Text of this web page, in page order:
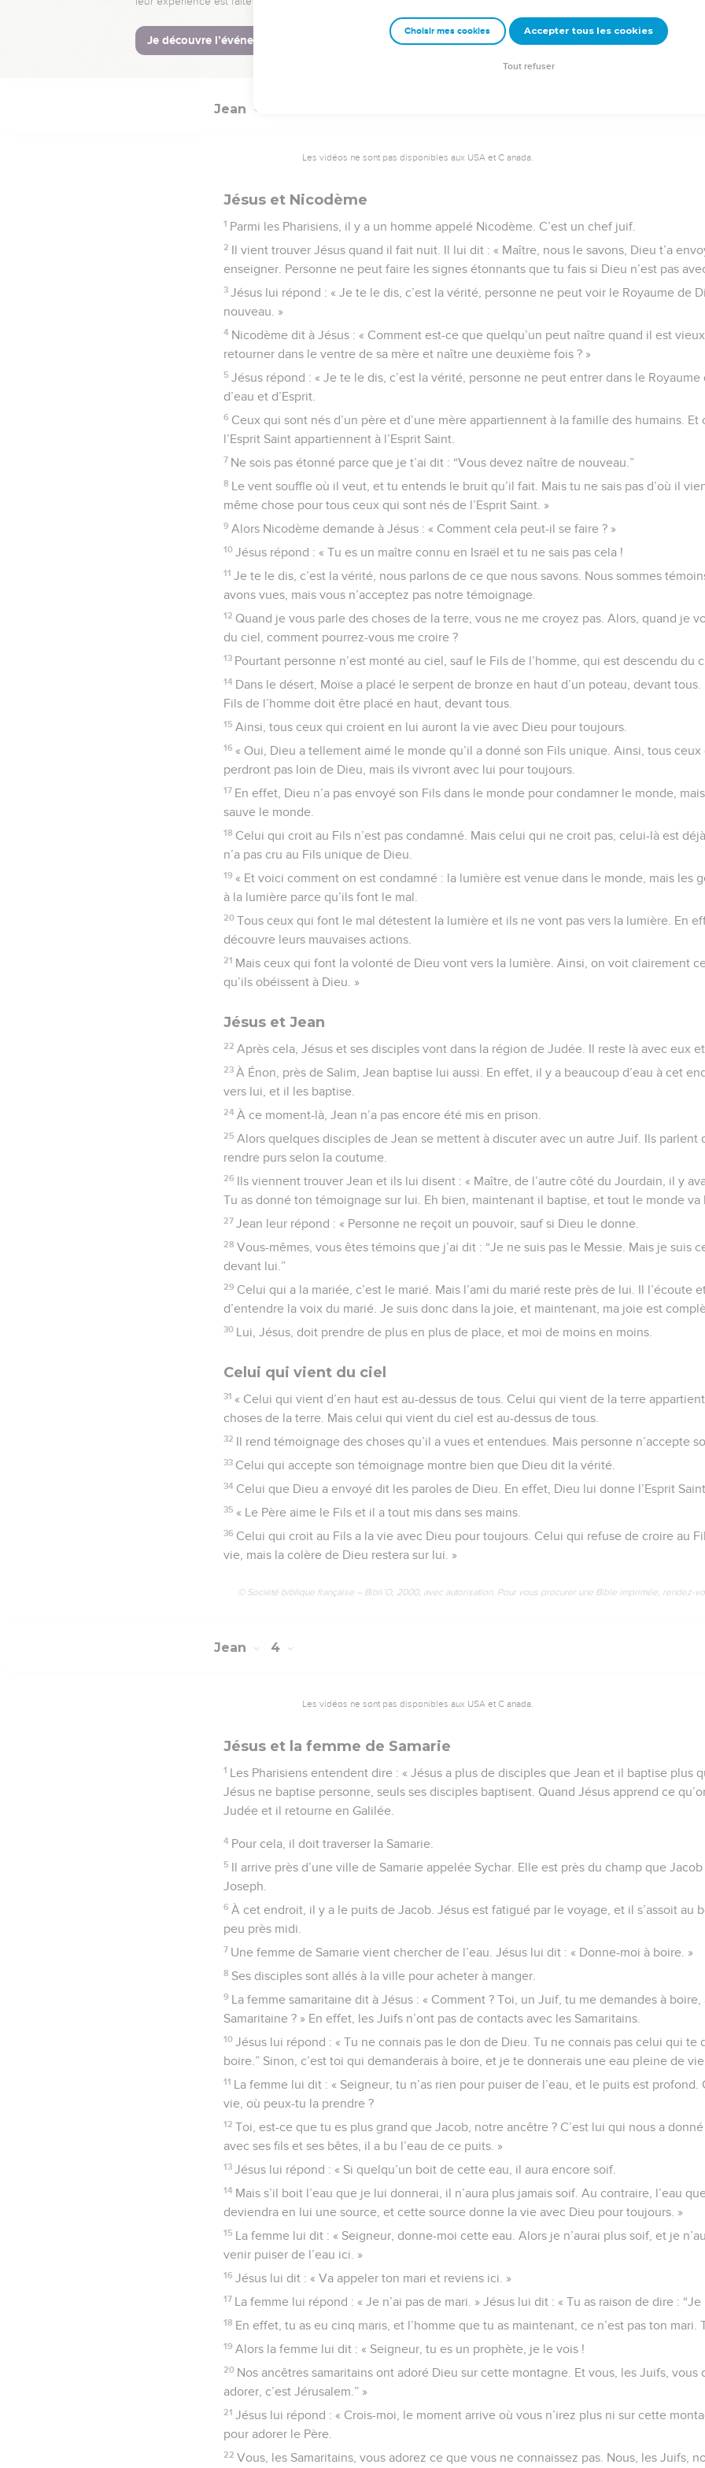
25 Il n’a pas besoin qu’on le renseigne sur les gens. Lui, il sait ce qu’il y a dans le cœur
© Société biblique française – Bibli’O, 2000, avec autorisation. Pour vous procurer une Bible imprimée, rendez-
Jean
Les vidéos ne sont pas disponibles aux USA et C anada.
Jésus et Nicodème
1 Parmi les Pharisiens, il y a un homme appelé Nicodème. C’est un chef juif.
2 Il vient trouver Jésus quand il fait nuit. Il lui dit : « Maître, nous le savons, Dieu t’a
enseigner. Personne ne peut faire les signes étonnants que tu fais si Dieu n’est pas
3 Jésus lui répond : « Je te le dis, c’est la vérité, personne ne peut voir le Royaume de
nouveau. »
4 Nicodème dit à Jésus : « Comment est-ce que quelqu’un peut naître quand il est
retourner dans le ventre de sa mère et naître une deuxième fois ? »
5 Jésus répond : « Je te le dis, c’est la vérité, personne ne peut entrer dans le Royaume
d’eau et d’Esprit.
6 Ceux qui sont nés d’un père et d’une mère appartiennent à la famille des humains.
l’Esprit Saint appartiennent à l’Esprit Saint.
7 Ne sois pas étonné parce que je t’ai dit : “Vous devez naître de nouveau.”
8 Le vent souffle où il veut, et tu entends le bruit qu’il fait. Mais tu ne sais pas d’où il
même chose pour tous ceux qui sont nés de l’Esprit Saint. »
9 Alors Nicodème demande à Jésus : « Comment cela peut-il se faire ? »
10 Jésus répond : « Tu es un maître connu en Israël et tu ne sais pas cela !
11 Je te le dis, c’est la vérité, nous parlons de ce que nous savons. Nous sommes
avons vues, mais vous n’acceptez pas notre témoignage.
12 Quand je vous parle des choses de la terre, vous ne me croyez pas. Alors, quand je
du ciel, comment pourrez-vous me croire ?
13 Pourtant personne n’est monté au ciel, sauf le Fils de l’homme, qui est descendu du
14 Dans le désert, Moïse a placé le serpent de bronze en haut d’un poteau, devant
Fils de l’homme doit être placé en haut, devant tous.
15 Ainsi, tous ceux qui croient en lui auront la vie avec Dieu pour toujours.
16 « Oui, Dieu a tellement aimé le monde qu’il a donné son Fils unique. Ainsi, tous
perdront pas loin de Dieu, mais ils vivront avec lui pour toujours.
17 En effet, Dieu n’a pas envoyé son Fils dans le monde pour condamner le monde,
sauve le monde.
18 Celui qui croit au Fils n’est pas condamné. Mais celui qui ne croit pas, celui-là est
n’a pas cru au Fils unique de Dieu.
19 « Et voici comment on est condamné : la lumière est venue dans le monde, mais les
à la lumière parce qu’ils font le mal.
20 Tous ceux qui font le mal détestent la lumière et ils ne vont pas vers la lumière. En
découvre leurs mauvaises actions.
21 Mais ceux qui font la volonté de Dieu vont vers la lumière. Ainsi, on voit clairement
qu’ils obéissent à Dieu. »
Jésus et Jean
22 Après cela, Jésus et ses disciples vont dans la région de Judée. Il reste là avec eux
23 À Énon, près de Salim, Jean baptise lui aussi. En effet, il y a beaucoup d’eau à cet
vers lui, et il les baptise.
24 À ce moment-là, Jean n’a pas encore été mis en prison.
25 Alors quelques disciples de Jean se mettent à discuter avec un autre Juif. Ils parlent
rendre purs selon la coutume.
26 Ils viennent trouver Jean et ils lui disent : « Maître, de l’autre côté du Jourdain, il y
Tu as donné ton témoignage sur lui. Eh bien, maintenant il baptise, et tout le monde va
27 Jean leur répond : « Personne ne reçoit un pouvoir, sauf si Dieu le donne.
28 Vous-mêmes, vous êtes témoins que j’ai dit : “Je ne suis pas le Messie. Mais je suis
devant lui.”
29 Celui qui a la mariée, c’est le marié. Mais l’ami du marié reste près de lui. Il l’écoute
d’entendre la voix du marié. Je suis donc dans la joie, et maintenant, ma joie est
30 Lui, Jésus, doit prendre de plus en plus de place, et moi de moins en moins.
Celui qui vient du ciel
31 « Celui qui vient d’en haut est au-dessus de tous. Celui qui vient de la terre
choses de la terre. Mais celui qui vient du ciel est au-dessus de tous.
32 Il rend témoignage des choses qu’il a vues et entendues. Mais personne n’accepte
33 Celui qui accepte son témoignage montre bien que Dieu dit la vérité.
34 Celui que Dieu a envoyé dit les paroles de Dieu. En effet, Dieu lui donne l’Esprit
35 « Le Père aime le Fils et il a tout mis dans ses mains.
36 Celui qui croit au Fils a la vie avec Dieu pour toujours. Celui qui refuse de croire au
vie, mais la colère de Dieu restera sur lui. »
© Société biblique française – Bibli’O, 2000, avec autorisation. Pour vous procurer une Bible imprimée, rendez-
Jean 4
Les vidéos ne sont pas disponibles aux USA et C anada.
Jésus et la femme de Samarie
1 Les Pharisiens entendent dire : « Jésus a plus de disciples que Jean et il baptise plus
Jésus ne baptise personne, seuls ses disciples baptisent. Quand Jésus apprend ce
Judée et il retourne en Galilée.
4 Pour cela, il doit traverser la Samarie.
5 Il arrive près d’une ville de Samarie appelée Sychar. Elle est près du champ que
Joseph.
6 À cet endroit, il y a le puits de Jacob. Jésus est fatigué par le voyage, et il s’assoit au
peu près midi.
7 Une femme de Samarie vient chercher de l’eau. Jésus lui dit : « Donne-moi à boire. »
8 Ses disciples sont allés à la ville pour acheter à manger.
9 La femme samaritaine dit à Jésus : « Comment ? Toi, un Juif, tu me demandes à boire,
Samaritaine ? » En effet, les Juifs n’ont pas de contacts avec les Samaritains.
10 Jésus lui répond : « Tu ne connais pas le don de Dieu. Tu ne connais pas celui qui te
boire.” Sinon, c’est toi qui demanderais à boire, et je te donnerais une eau pleine de
11 La femme lui dit : « Seigneur, tu n’as rien pour puiser de l’eau, et le puits est
vie, où peux-tu la prendre ?
12 Toi, est-ce que tu es plus grand que Jacob, notre ancêtre ? C’est lui qui nous a
avec ses fils et ses bêtes, il a bu l’eau de ce puits. »
13 Jésus lui répond : « Si quelqu’un boit de cette eau, il aura encore soif.
14 Mais s’il boit l’eau que je lui donnerai, il n’aura plus jamais soif. Au contraire, l’eau
deviendra en lui une source, et cette source donne la vie avec Dieu pour toujours. »
15 La femme lui dit : « Seigneur, donne-moi cette eau. Alors je n’aurai plus soif, et je
venir puiser de l’eau ici. »
16 Jésus lui dit : « Va appeler ton mari et reviens ici. »
17 La femme lui répond : « Je n’ai pas de mari. » Jésus lui dit : « Tu as raison de dire : “Je
18 En effet, tu as eu cinq maris, et l’homme que tu as maintenant, ce n’est pas ton mari.
19 Alors la femme lui dit : « Seigneur, tu es un prophète, je le vois !
20 Nos ancêtres samaritains ont adoré Dieu sur cette montagne. Et vous, les Juifs, vous
adorer, c’est Jérusalem.” »
21 Jésus lui répond : « Crois-moi, le moment arrive où vous n’irez plus ni sur cette
pour adorer le Père.
22 Vous, les Samaritains, vous adorez ce que vous ne connaissez pas. Nous, les Juifs,
Choisir mes cookies Accepter tous les cookies
Tout refuser